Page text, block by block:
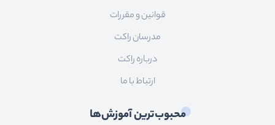
قوانین و مقررات
مدرسان راکت
درباره راکت
ارتباط با ما
محبوب‌ترین آموزش‌ها